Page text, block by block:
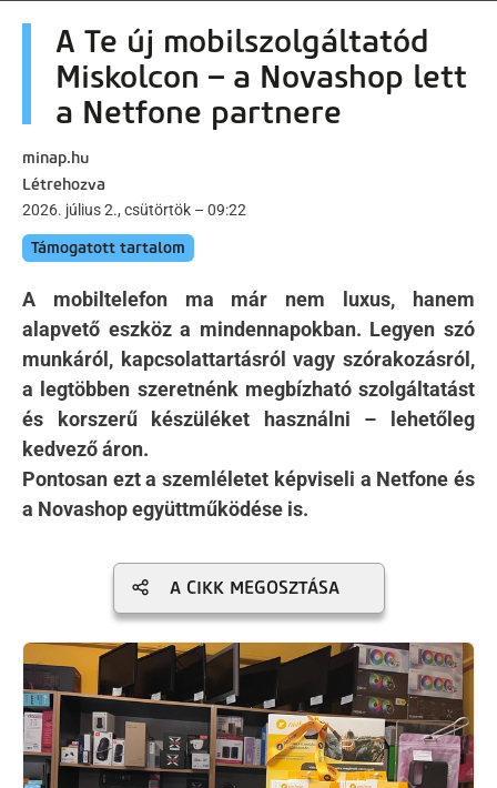
A Te új mobilszolgáltatód
Miskolcon – a Novashop lett
a Netfone partnere
minap.hu
Létrehozva
2026. július 2., csütörtök – 09:22
Támogatott tartalom
A mobiltelefon ma már nem luxus, hanem
alapvető eszköz a mindennapokban. Legyen szó
munkáról, kapcsolattartásról vagy szórakozásról,
a legtöbben szeretnénk megbízható szolgáltatást
és korszerű készüléket használni – lehetőleg
kedvező áron.
Pontosan ezt a szemléletet képviseli a Netfone és
a Novashop együttműködése is.
A CIKK MEGOSZTÁSA
Kép